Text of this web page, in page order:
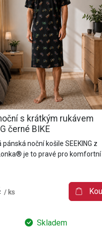
s krátkým rukávem
černé BIKE
pánská noční košile SEEKING z
je to pravé pro komfortní
/ ks
Skladem